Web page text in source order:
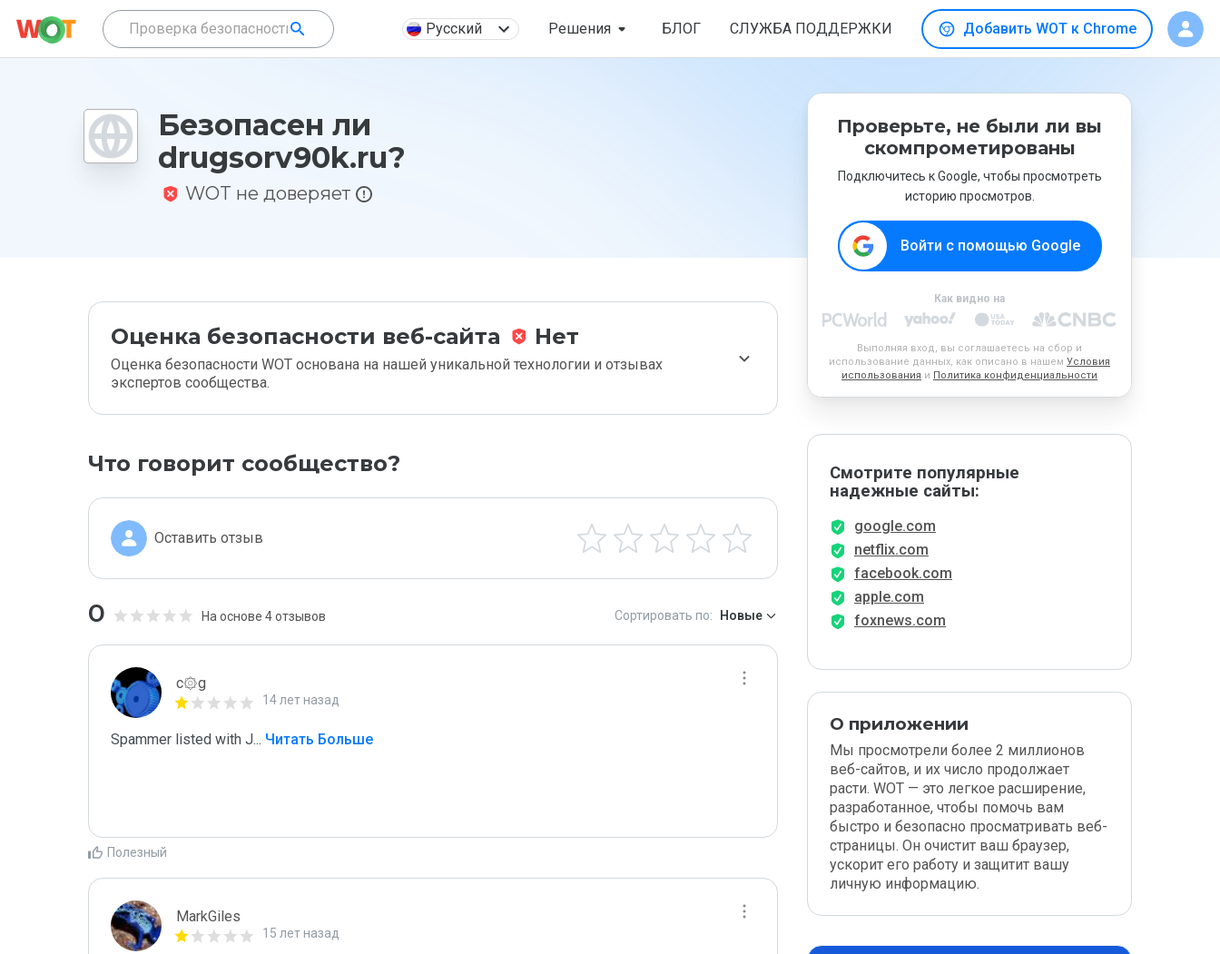
Русский Решения БЛОГ СЛУЖБА ПОДДЕРЖКИ Добавить WOT к Chrome
Безопасен ли
drugsorv90k.ru?
WOT не доверяет
Оценка безопасности веб-сайта Нет
Оценка безопасности WOT основана на нашей уникальной технологии и отзывах
экспертов сообщества.
Что говорит сообщество?
Оставить отзыв
0 На основе 4 отзывов Сортировать по: Новые
c۞g
14 лет назад
Spammer listed with J... Читать Больше
Полезный
MarkGiles
15 лет назад
Проверьте, не были ли вы
скомпрометированы
Подключитесь к Google, чтобы просмотреть
историю просмотров.
Войти с помощью Google
Как видно на
Выполняя вход, вы соглашаетесь на сбор и
использование данных, как описано в нашем Условия
использования и Политика конфиденциальности
Смотрите популярные
надежные сайты:
google.com
netflix.com
facebook.com
apple.com
foxnews.com
О приложении
Мы просмотрели более 2 миллионов
веб-сайтов, и их число продолжает
расти. WOT — это легкое расширение,
разработанное, чтобы помочь вам
быстро и безопасно просматривать веб-
страницы. Он очистит ваш браузер,
ускорит его работу и защитит вашу
личную информацию.